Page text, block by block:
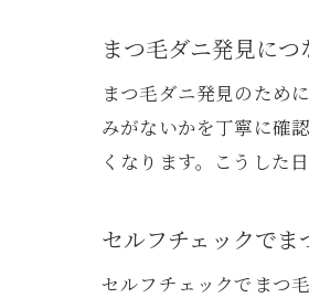
まつ毛ダニ発見に
まつ毛ダニ発見のため
みがないかを丁寧に確
くなります。こうした
セルフチェックで
セルフチェックでまつ